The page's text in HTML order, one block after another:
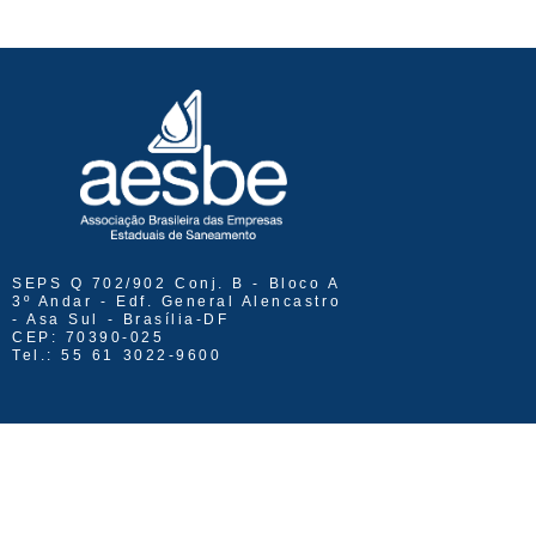
SEPS Q 702/902 Conj. B - Bloco A
3º Andar - Edf. General Alencastro
- Asa Sul - Brasília-DF
CEP: 70390-025
Tel.: 55 61 3022-9600